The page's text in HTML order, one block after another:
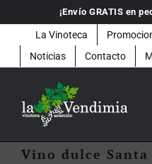
contenido
¡Envío GRATIS en
La Vinoteca
Noticias
Contacto
Vino dulce Santa